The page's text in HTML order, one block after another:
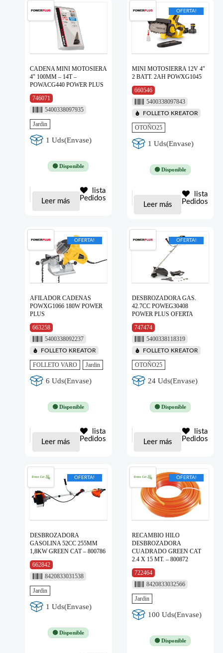
CADENA MINI MOTOSIERA
4″ 100MM – 14T –
POWACG440 POWER PLUS
746071
5400338097935
Jardin
1 Uds(Envase)
🟢 Disponible
Leer más
lista
Pedidos
OFERTA!
MINI MOTOSIERRA 12V 4″
2 BATT. 2AH POWXG1045
660546
5400338097843
FOLLETO KREATOR
OTOÑO25
1 Uds(Envase)
🟢 Disponible
Leer más
lista
Pedidos
OFERTA!
AFILADOR CADENAS
POWXG1066 180W POWER
PLUS
663258
5400338092237
FOLLETO KREATOR
FOLLETO VARO Jardin
6 Uds(Envase)
🟢 Disponible
Leer más
lista
Pedidos
OFERTA!
DESBROZADORA GAS.
42.7CC POWEG30408
POWER PLUS OFERTA
747474
5400338118319
FOLLETO KREATOR
OTOÑO25
24 Uds(Envase)
🟢 Disponible
Leer más
lista
Pedidos
OFERTA!
DESBROZADORA
GASOLINA 52CC 255MM
1,8KW GREEN CAT – 800786
662842
8420833031538
Jardin
1 Uds(Envase)
🟢 Disponible
OFERTA!
RECAMBIO HILO
DESBROZADORA
CUADRADO GREEN CAT
2.4 X 15 MT. – 800872
722464
8420833032566
Jardin
100 Uds(Envase)
🟢 Disponible